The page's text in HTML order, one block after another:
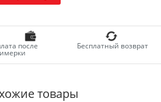
после Бесплатный возврат
товары